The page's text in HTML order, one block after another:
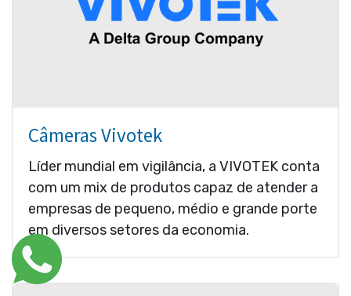
Câmeras Vivotek
Líder mundial em vigilância, a VIVOTEK conta
com um mix de produtos capaz de atender a
empresas de pequeno, médio e grande porte
em diversos setores da economia.